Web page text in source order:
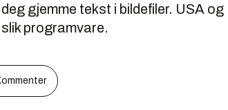
gjemme tekst i bildefiler. USA
programvare.